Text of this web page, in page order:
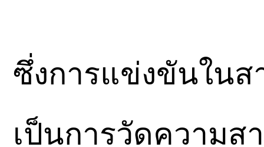
ซึ่งการแข่งขันในสา
เป็นการวัดความ